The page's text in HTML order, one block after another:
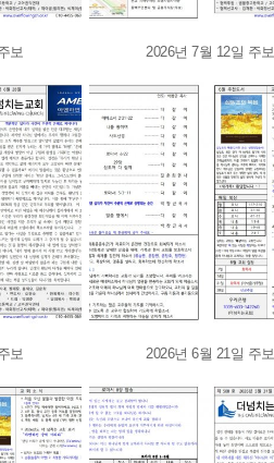
보 2026년 7월 12일 주보
보 2026년 6월 21일 주보